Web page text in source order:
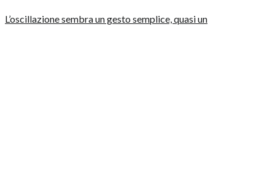
L’oscillazione sembra un gesto semplice, quasi un